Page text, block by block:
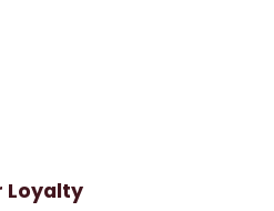
Loyalty